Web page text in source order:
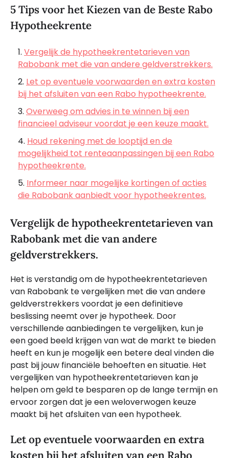
5 Tips voor het Kiezen van de Beste Rabo
Hypotheekrente
Vergelijk de hypotheekrentetarieven van
Rabobank met die van andere geldverstrekkers.
Let op eventuele voorwaarden en extra kosten
bij het afsluiten van een Rabo hypotheekrente.
Overweeg om advies in te winnen bij een
financieel adviseur voordat je een keuze maakt.
Houd rekening met de looptijd en de
mogelijkheid tot renteaanpassingen bij een Rabo
hypotheekrente.
Informeer naar mogelijke kortingen of acties
die Rabobank aanbiedt voor hypotheekrentes.
Vergelijk de hypotheekrentetarieven van
Rabobank met die van andere
geldverstrekkers.
Het is verstandig om de hypotheekrentetarieven
van Rabobank te vergelijken met die van andere
geldverstrekkers voordat je een definitieve
beslissing neemt over je hypotheek. Door
verschillende aanbiedingen te vergelijken, kun je
een goed beeld krijgen van wat de markt te bieden
heeft en kun je mogelijk een betere deal vinden die
past bij jouw financiële behoeften en situatie. Het
vergelijken van hypotheekrentetarieven kan je
helpen om geld te besparen op de lange termijn en
ervoor zorgen dat je een weloverwogen keuze
maakt bij het afsluiten van een hypotheek.
Let op eventuele voorwaarden en extra
kosten bij het afsluiten van een Rabo